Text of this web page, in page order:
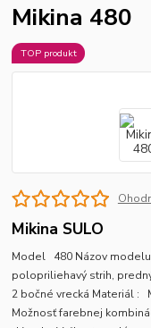
Mikina 480
TOP produkt
Mikina SULO
Model 480 Názov
polopriliehavý strih,
2 bočné vrecká Materiál :
Možnosť farebnej